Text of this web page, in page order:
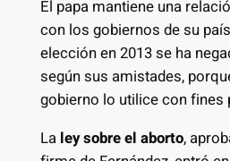
El papa mantiene una
con los gobiernos de su
elección en 2013 se ha
según sus amistades,
gobierno lo utilice con fines
La ley sobre el aborto,